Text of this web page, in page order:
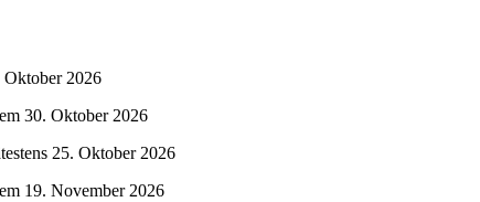
Oktober 2026
30. Oktober 2026
25. Oktober 2026
19. November 2026